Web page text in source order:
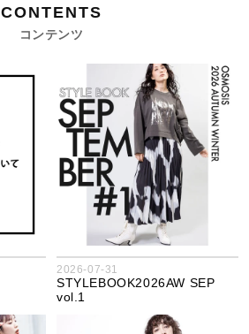
CONTENTS
コンテンツ
2026-07-31
STYLEBOOK2026AW SEP
vol.1